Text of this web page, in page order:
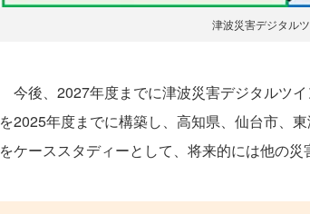
津波災害デジタル
今後、2027年度までに津波災害デジタルツ
を2025年度までに構築し、高知県、仙台市、
をケーススタディーとして、将来的には他の災